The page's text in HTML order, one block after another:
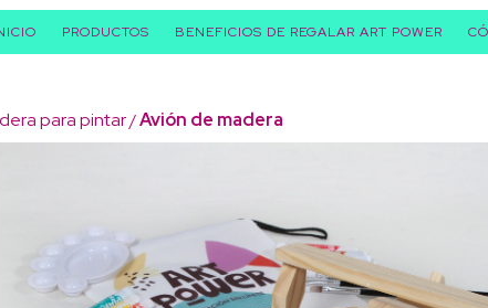
PRODUCTOS BENEFICIOS DE REGALAR ART POWER
para pintar/Avión de madera